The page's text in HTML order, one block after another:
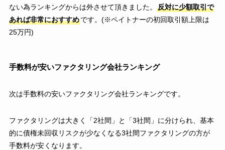
ない為ランキングからは外させて頂きました。
反対に少額取引で
あれば非常におすすめです。(※ペイトナーの初回取引額上限は
25万円)
手数料が安いファクタリング会社ランキング
次は手数料の安いファクタリング会社ランキングです。
ファクタリングは大きく「2社間」と「3社間」に分けられ、基本
的に債権未回収リスクが少なくなる3社間ファクタリングの方が
手数料が安くなります。